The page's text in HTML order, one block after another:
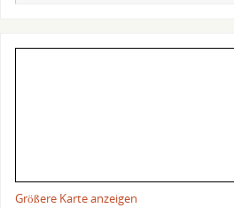
Größere Karte anzeigen